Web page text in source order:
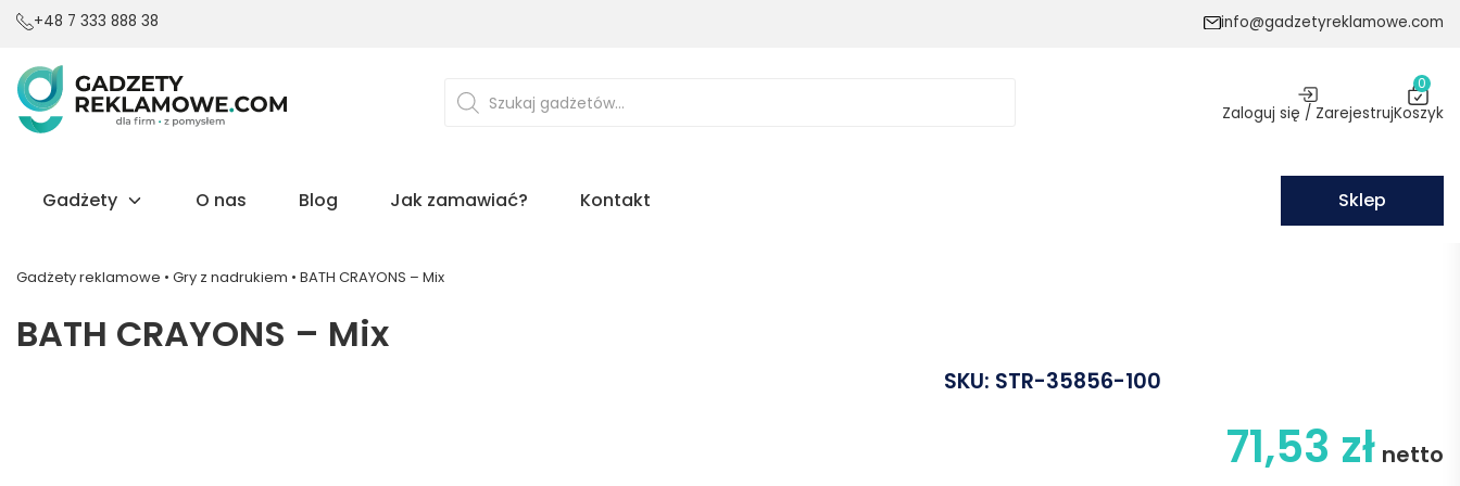
+48 7 333 888 38 info@gadzetyreklamowe.com
produktów Zaloguj się / Zarejestruj
0
Koszyk
Gadżety O nas Blog Jak zamawiać? Kontakt Sklep
Gadżety reklamowe • Gry z nadrukiem • BATH CRAYONS – Mix
BATH CRAYONS – Mix
SKU: STR-35856-100
71,53 zł netto